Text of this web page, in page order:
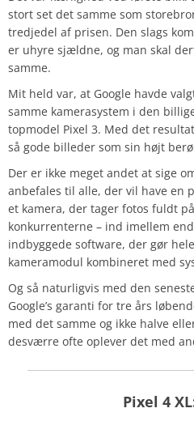
stort set det samme som
tredjedel af prisen. Den slags
er uhyre sjældne, og man skal
samme.
Mit held var, at Google havde
samme kamerasystem i den
topmodel Pixel 3. Med det
så gode billeder som sin højt
Der er ikke meget andet at sige
anbefales til alle, der vil have en
et kamera, der tager fotos fuldt
konkurrenterne – ind imellem
indbyggede software, der gør
kameramodul kombineret med
Og så naturligvis med den
Google’s garanti for tre års
med det samme og ikke halve
desværre ofte oplever det med
Pixel 4